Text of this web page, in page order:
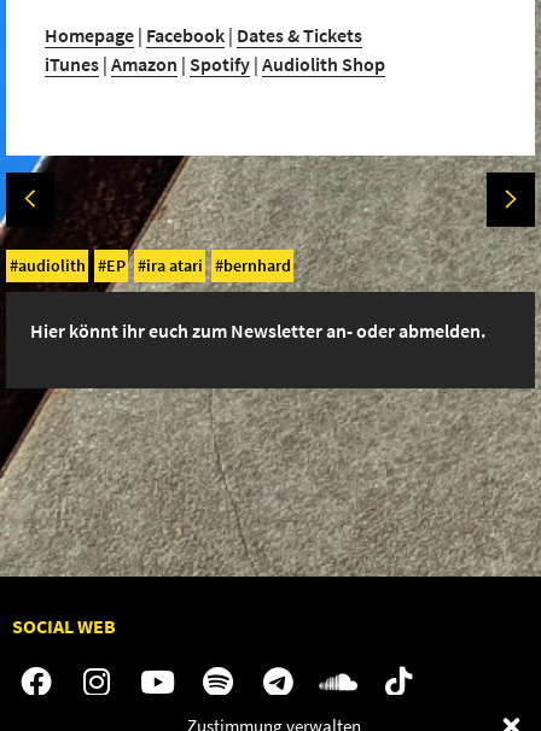
Zustimmung verwalten
Homepage | Facebook | Dates & Tickets
iTunes | Amazon | Spotify | Audiolith Shop
audiolith EP ira atari bernhard
Hier könnt ihr euch zum Newsletter an- oder abmelden.
SOCIAL WEB